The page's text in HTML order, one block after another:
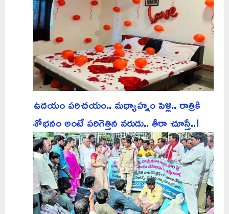
ఉదయం పరిచయం.. మధ్యాహ్నం పెళ్లి.. రాత్రికి
శోభనం అంటే పరిగెత్తిన వరుడు.. తీరా చూస్తే..!